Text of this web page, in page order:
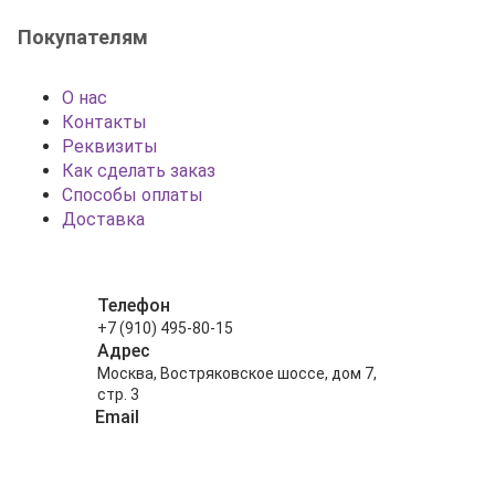
Покупателям
О нас
Контакты
Реквизиты
Как сделать заказ
Способы оплаты
Доставка
Телефон
+7 (910) 495-80-15
Адрес
Москва, Востряковское шоссе, дом 7,
стр. 3
Email